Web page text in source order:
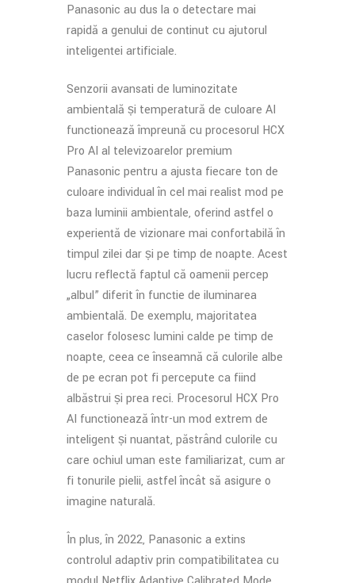
Panasonic au dus la o detectare mai
rapidă a genului de conținut cu ajutorul
inteligenței artificiale.
Senzorii avansați de luminozitate
ambientală și temperatură de culoare AI
funcționează împreună cu procesorul HCX
Pro AI al televizoarelor premium
Panasonic pentru a ajusta fiecare ton de
culoare individual în cel mai realist mod pe
baza luminii ambientale, oferind astfel o
experiență de vizionare mai confortabilă în
timpul zilei dar și pe timp de noapte. Acest
lucru reflectă faptul că oamenii percep
„albul” diferit în funcție de iluminarea
ambientală. De exemplu, majoritatea
caselor folosesc lumini calde pe timp de
noapte, ceea ce înseamnă că culorile albe
de pe ecran pot fi percepute ca fiind
albăstrui și prea reci. Procesorul HCX Pro
AI funcționează într-un mod extrem de
inteligent și nuanțat, păstrând culorile cu
care ochiul uman este familiarizat, cum ar
fi tonurile pielii, astfel încât să asigure o
imagine naturală.
În plus, în 2022, Panasonic a extins
controlul adaptiv prin compatibilitatea cu